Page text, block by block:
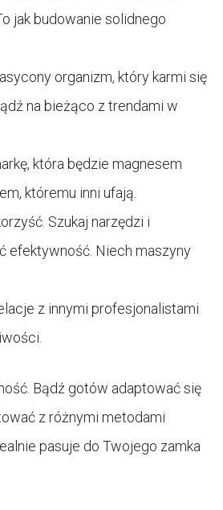
jak budowanie solidnego
organizm, który karmi się
na bieżąco z trendami w
która będzie magnesem
któremu inni ufają.
Szukaj narzędzi i
efektywność. Niech maszyny
z innymi profesjonalistami
Bądź gotów adaptować się
z różnymi metodami
pasuje do Twojego zamka